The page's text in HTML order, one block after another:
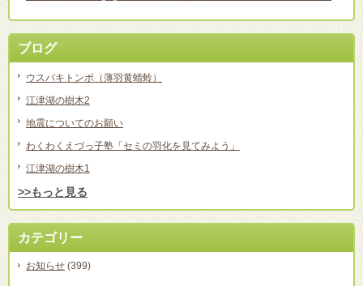
ブログ
ウスバキトンボ（薄羽黄蜻蛉）
江津湖の樹木2
地震についてのお願い
わくわくえづっ子塾「セミの羽化を見てみよう」
江津湖の樹木1
>>もっと見る
カテゴリー
お知らせ (399)